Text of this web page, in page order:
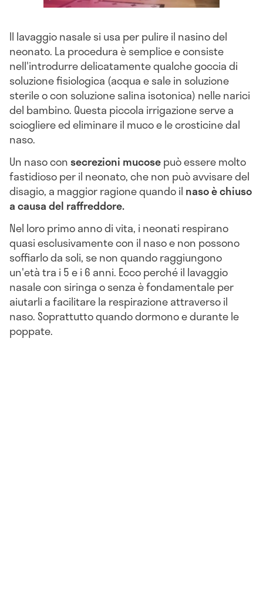
Il lavaggio nasale si usa per pulire il nasino del
neonato. La procedura è semplice e consiste
nell'introdurre delicatamente qualche goccia di
soluzione fisiologica (acqua e sale in soluzione
sterile o con soluzione salina isotonica) nelle narici
del bambino. Questa piccola irrigazione serve a
sciogliere ed eliminare il muco e le crosticine dal
naso.
Un naso consecrezioni mucosepuò essere molto
fastidioso per il neonato, che non può avvisare del
disagio, a maggior ragione quando il naso è chiuso
a causa del raffreddore.
Nel loro primo anno di vita, i neonati respirano
quasi esclusivamente con il naso e non possono
soffiarlo da soli, se non quando raggiungono
un'età tra i 5 e i 6 anni. Ecco perché il lavaggio
nasale con siringa o senza è fondamentale per
aiutarli a facilitare la respirazione attraverso il
naso. Soprattutto quando dormono e durante le
poppate.